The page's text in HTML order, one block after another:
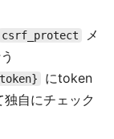
csrf_protect
メ
にtoken
自にチェック